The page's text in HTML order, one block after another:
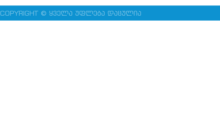
COPYRIGHT © ᲧᲕᲔᲚᲐ ᲣᲤᲚᲔᲑᲐ ᲓᲐᲪᲣᲚᲘᲐ